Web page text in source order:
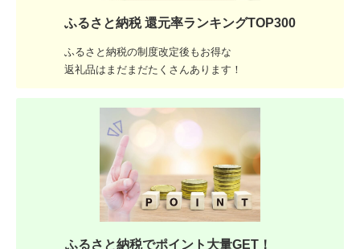
ふるさと納税 還元率ランキングTOP300
ふるさと納税の制度改定後もお得な
返礼品はまだまだたくさんあります！
ふるさと納税でポイント大量GET！